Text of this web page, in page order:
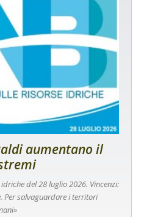
aumentano il
del 28 luglio 2026. Vincenzi:
Per salvaguardare i territori